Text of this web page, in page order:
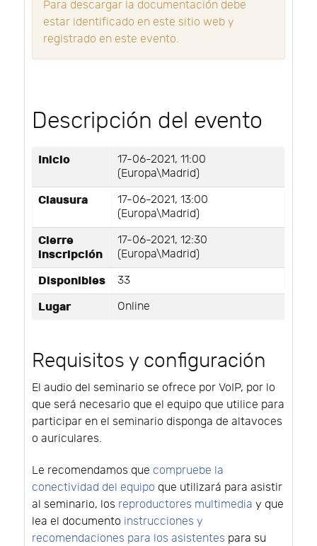
Para descargar la documentación debe
estar identificado en este sitio web y
registrado en este evento.
Descripción del evento
Inicio
17-06-2021, 11:00
(Europa\Madrid)
Clausura
17-06-2021, 13:00
(Europa\Madrid)
Cierre
inscripción
17-06-2021, 12:30
(Europa\Madrid)
Disponibles 33
Lugar Online
Requisitos y configuración
El audio del seminario se ofrece por VoIP, por lo
que será necesario que el equipo que utilice para
participar en el seminario disponga de altavoces
o auriculares.
Le recomendamos que compruebe la
conectividad del equipo que utilizará para asistir
al seminario, los reproductores multimedia y que
lea el documento instrucciones y
recomendaciones para los asistentes para su